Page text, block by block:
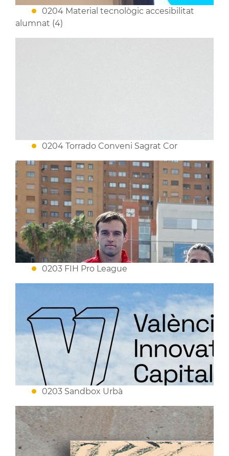
0204 Material tecnològic accesibilitat
alumnat (4)
0204 Torrado Conveni Sagrat Cor
0203 FIH Pro League
0203 Sandbox Urbà